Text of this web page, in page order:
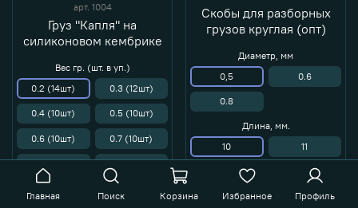
арт. 1004
Груз "Капля" на
силиконовом кембрике
Вес гр. (шт. в уп.)
0.2 (14шт)
0.3 (12шт)
0.4 (10шт) 0.5 (10шт)
0.6 (10шт) 0.7 (10шт)
0.8 (8шт) 1.0 (8шт)
Скобы для разборных
грузов круглая (опт)
Диаметр, мм
0,5
0.6
0.8
Длина, мм.
10
11
14 15
Главная Поиск Корзина Избранное Профиль